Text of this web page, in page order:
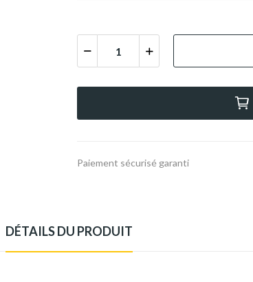
Paiement sécurisé garanti
DÉTAILS DU PRODUIT